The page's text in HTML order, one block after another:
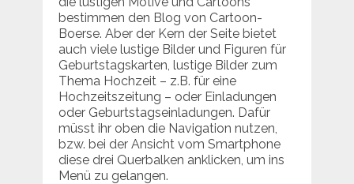
bestimmen den Blog von Cartoon-
Boerse. Aber der Kern der Seite bietet
auch viele lustige Bilder und Figuren für
Geburtstagskarten, lustige Bilder zum
Thema Hochzeit – z.B. für eine
Hochzeitszeitung – oder Einladungen
oder Geburtstagseinladungen. Dafür
müsst ihr oben die Navigation nutzen,
bzw. bei der Ansicht vom Smartphone
diese drei Querbalken anklicken, um ins
Menü zu gelangen.